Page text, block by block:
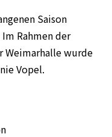
Saison
Rahmen der
Weimarhalle wurde
Vopel.